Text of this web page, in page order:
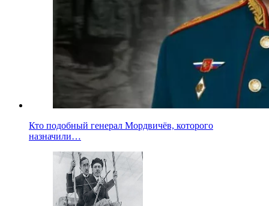
Кто подобный генерал Мордвичёв, которого
назначили…